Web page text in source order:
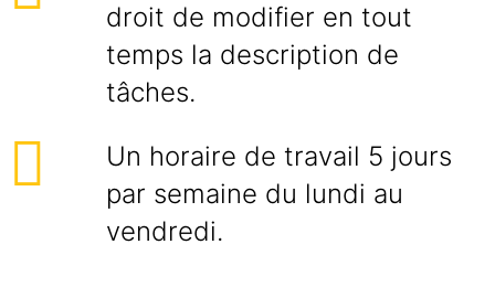
droit de modifier en tout
temps la description de
tâches.
Un horaire de travail 5 jours
par semaine du lundi au
vendredi.